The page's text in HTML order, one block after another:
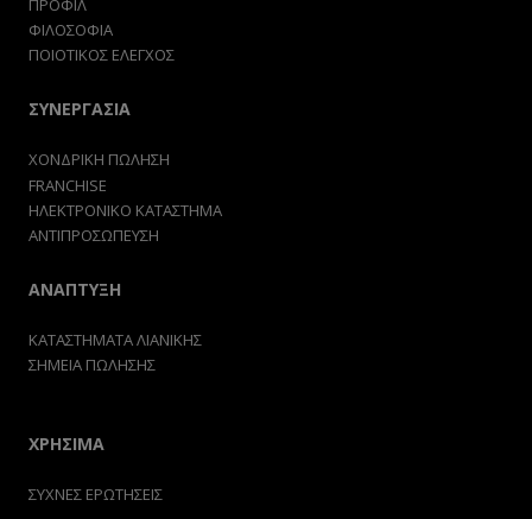
ΠΡΟΦΙΛ
ΦΙΛΟΣΟΦΙΑ
ΠΟΙΟΤΙΚΟΣ ΕΛΕΓΧΟΣ
ΣΥΝΕΡΓΑΣΙΑ
ΧΟΝΔΡΙΚΗ ΠΩΛΗΣΗ
FRANCHISE
ΗΛΕΚΤΡΟΝΙΚΟ ΚΑΤΑΣΤΗΜΑ
ΑΝΤΙΠΡΟΣΩΠΕΥΣΗ
ΑΝΑΠΤΥΞΗ
ΚΑΤΑΣΤΗΜΑΤΑ ΛΙΑΝΙΚΗΣ
ΣΗΜΕΙΑ ΠΩΛΗΣΗΣ
ΧΡΗΣΙΜΑ
ΣΥΧΝΕΣ ΕΡΩΤΗΣΕΙΣ